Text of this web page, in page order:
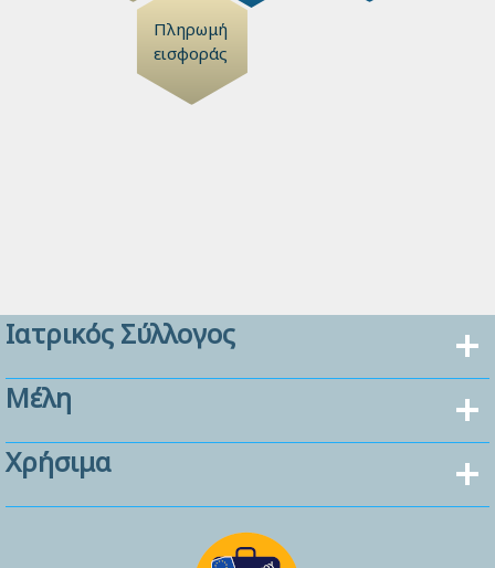
Πληρωμή
εισφοράς
Ιατρικός Σύλλογος
Μέλη
Χρήσιμα